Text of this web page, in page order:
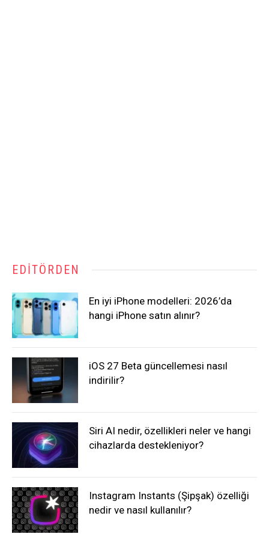
EDITÖRDEN
En iyi iPhone modelleri: 2026’da
hangi iPhone satın alınır?
iOS 27 Beta güncellemesi nasıl
indirilir?
Siri AI nedir, özellikleri neler ve hangi
cihazlarda destekleniyor?
Instagram Instants (Şipşak) özelliği
nedir ve nasıl kullanılır?